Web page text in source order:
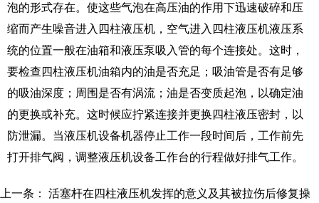
泡的形式存在。使这些气泡在高压油的作用下迅速破碎和压
缩而产生噪音进入四柱液压机，空气进入四柱液压机液压系
统的位置一般在油箱和液压泵吸入管的每个连接处。这时，
要检查四柱液压机油箱内的油是否充足；吸油管是否有足够
的吸油深度；周围是否有涡流；油是否变质起泡，以确定油
的更换或补充。这时候应拧紧连接并更换四柱液压密封，以
防泄漏。当液压机设备机器停止工作一段时间后，工作前先
打开排气阀，调整液压机设备工作台的行程做好排气工作。
上一条： 活塞杆在四柱液压机发挥的意义及其被拉伤后修复操